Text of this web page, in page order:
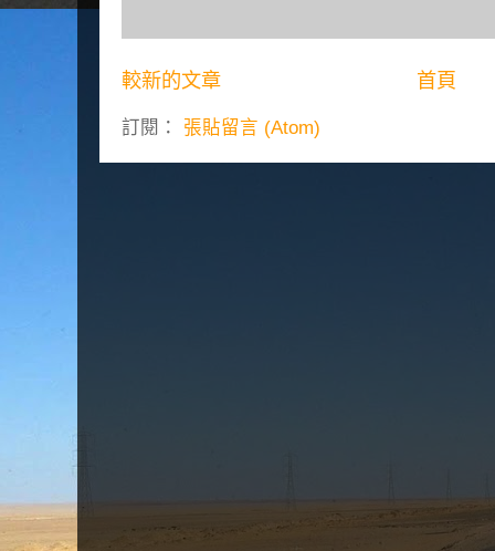
較新的文章 首頁
訂閱： 張貼留言 (Atom)